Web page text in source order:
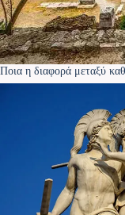
Ποια η διαφορά μεταξύ